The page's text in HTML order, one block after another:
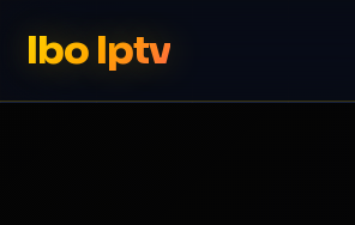
Ibo Iptv